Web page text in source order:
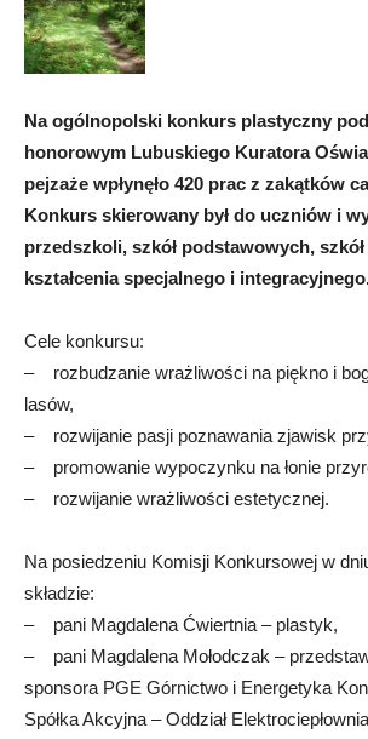
Na ogólnopolski konkurs plastyczny
honorowym Lubuskiego Kuratora
pejzaże wpłynęło 420 prac z zakątków
Konkurs skierowany był do uczniów i
przedszkoli, szkół podstawowych,
kształcenia specjalnego i
Cele konkursu:
– rozbudzanie wrażliwości na piękno i
lasów,
– rozwijanie pasji poznawania zjawisk
– promowanie wypoczynku na łonie
– rozwijanie wrażliwości estetycznej.
Na posiedzeniu Komisji Konkursowej w
składzie:
– pani Magdalena Ćwiertnia – plastyk,
– pani Magdalena Mołodczak –
sponsora PGE Górnictwo i Energetyka
Spółka Akcyjna – Oddział